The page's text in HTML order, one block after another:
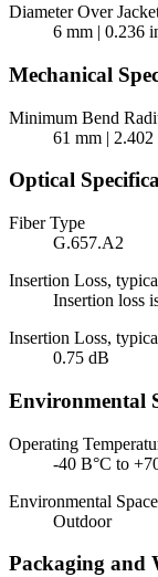
Diameter Over
6 mm | 0.236
Mechanical
Minimum Bend
61 mm | 2.402
Optical
Fiber Type
G.657.A2
Insertion Loss,
Insertion loss
Insertion Loss,
0.75 dB
Environmental
Operating
-40 В°C to
Environmental Space
Outdoor
Packaging and